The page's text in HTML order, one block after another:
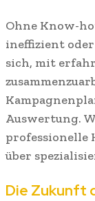
Ohne Know-
ineffizient
sich, mit
Auswertung.
professionelle
über
Die Zukunft